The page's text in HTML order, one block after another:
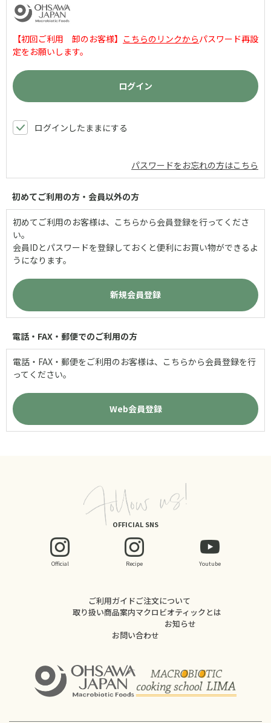
【初回ご利用 卸のお客様】 こちらのリンクからパスワード再設
定をお願いします。
ログインしたままにする
パスワードをお忘れの方はこちら
初めてご利用の方・会員以外の方
初めてご利用のお客様は、こちらから会員登録を行ってくださ
い。
会員IDとパスワードを登録しておくと便利にお買い物ができるよ
うになります。
電話・FAX・郵便でのご利用の方
電話・FAX・郵便をご利用のお客様は、こちらから会員登録を行
ってください。
OFFICIAL SNS
Official Recipe Youtube
ご利用ガイドご注文について
取り扱い商品案内マクロビオティックとは
お知らせ
お問い合わせ